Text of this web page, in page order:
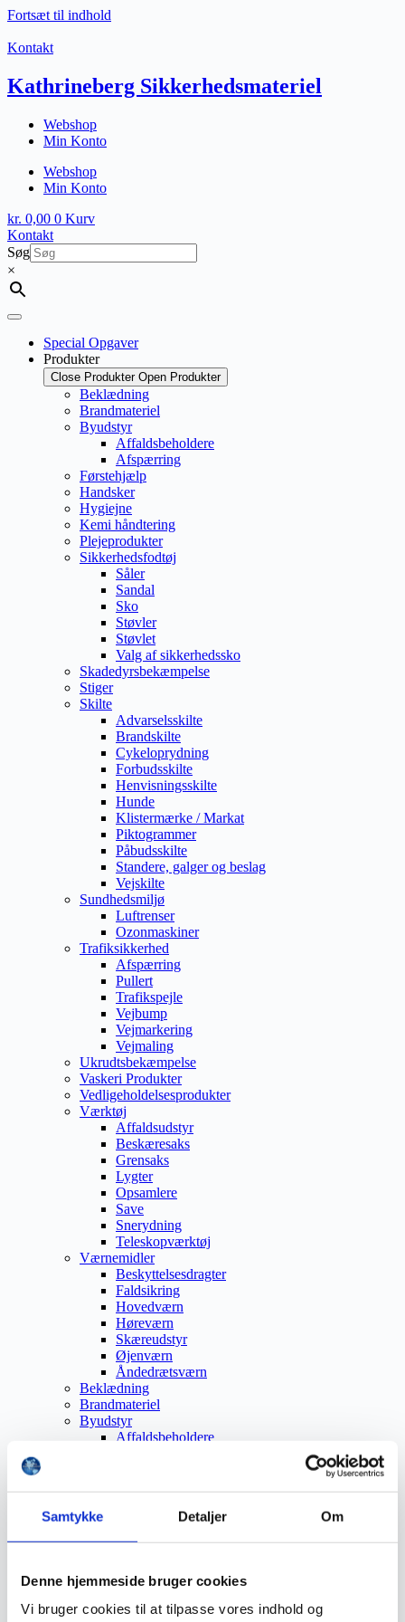
Samtykke Detaljer Om
Denne hjemmeside bruger cookies
Vi bruger cookies til at tilpasse vores indhold og
Fortsæt til indhold
Kontakt
Kathrineberg Sikkerhedsmateriel
Webshop
Min Konto
Webshop
Min Konto
kr. 0,00 0 Kurv
Kontakt
Søg
×
Special Opgaver
Produkter
Close Produkter Open Produkter
Beklædning
Brandmateriel
Byudstyr
Affaldsbeholdere
Afspærring
Førstehjælp
Handsker
Hygiejne
Kemi håndtering
Plejeprodukter
Sikkerhedsfodtøj
Såler
Sandal
Sko
Støvler
Støvlet
Valg af sikkerhedssko
Skadedyrsbekæmpelse
Stiger
Skilte
Advarselsskilte
Brandskilte
Cykeloprydning
Forbudsskilte
Henvisningsskilte
Hunde
Klistermærke / Markat
Piktogrammer
Påbudsskilte
Standere, galger og beslag
Vejskilte
Sundhedsmiljø
Luftrenser
Ozonmaskiner
Trafiksikkerhed
Afspærring
Pullert
Trafikspejle
Vejbump
Vejmarkering
Vejmaling
Ukrudtsbekæmpelse
Vaskeri Produkter
Vedligeholdelsesprodukter
Værktøj
Affaldsudstyr
Beskæresaks
Grensaks
Lygter
Opsamlere
Save
Snerydning
Teleskopværktøj
Værnemidler
Beskyttelsesdragter
Faldsikring
Hovedværn
Høreværn
Skæreudstyr
Øjenværn
Åndedrætsværn
Beklædning
Brandmateriel
Byudstyr
Affaldsbeholdere
Kemi håndtering
Sandal
Støvler